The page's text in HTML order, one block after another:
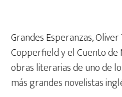
Grandes Esperanzas, Oliver
Copperfield y el Cuento de
obras literarias de uno de
más grandes novelistas